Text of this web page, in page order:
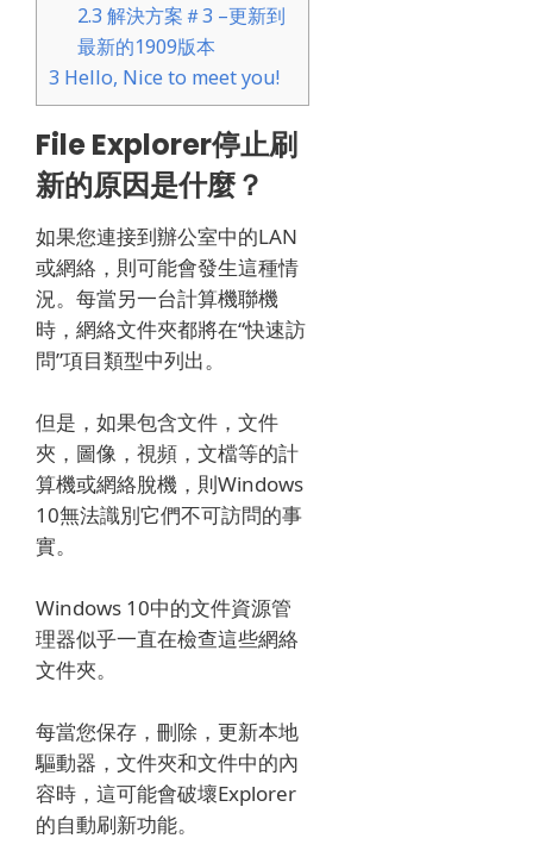
2.3 解決方案＃3 –更新到
最新的1909版本
3 Hello, Nice to meet you!
File Explorer停止刷
新的原因是什麼？
如果您連接到辦公室中的LAN
或網絡，則可能會發生這種情
況。 每當另一台計算機聯機
時，網絡文件夾都將在“快速訪
問”項目類型中列出。
但是，如果包含文件，文件
夾，圖像，視頻，文檔等的計
算機或網絡脫機，則Windows
10無法識別它們不可訪問的事
實。
Windows 10中的文件資源管
理器似乎一直在檢查這些網絡
文件夾。
每當您保存，刪除，更新本地
驅動器，文件夾和文件中的內
容時，這可能會破壞Explorer
的自動刷新功能。